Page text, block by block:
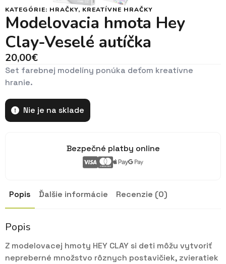
KATEGÓRIE: HRAČKY, KREATÍVNE HRAČKY
Modelovacia hmota Hey
Clay-Veselé autíčka
20,00€
Set farebnej modelíny ponúka deťom kreatívne
hranie.
Nie je na sklade
Bezpečné platby online
Popis Ďalšie informácie Recenzie (0)
Popis
Z modelovacej hmoty HEY CLAY si deti môžu vytvoriť
nepreberné množstvo rôznych postavičiek, zvieratiek